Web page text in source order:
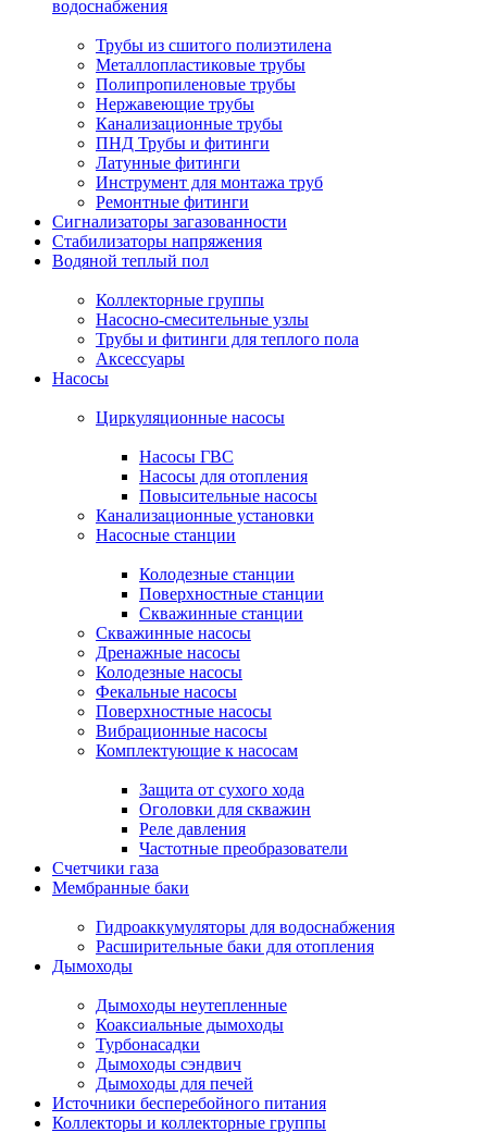
водоснабжения
Трубы из сшитого полиэтилена
Металлопластиковые трубы
Полипропиленовые трубы
Нержавеющие трубы
Канализационные трубы
ПНД Трубы и фитинги
Латунные фитинги
Инструмент для монтажа труб
Ремонтные фитинги
Сигнализаторы загазованности
Стабилизаторы напряжения
Водяной теплый пол
Коллекторные группы
Насосно-смесительные узлы
Трубы и фитинги для теплого пола
Аксессуары
Насосы
Циркуляционные насосы
Насосы ГВС
Насосы для отопления
Повысительные насосы
Канализационные установки
Насосные станции
Колодезные станции
Поверхностные станции
Скважинные станции
Скважинные насосы
Дренажные насосы
Колодезные насосы
Фекальные насосы
Поверхностные насосы
Вибрационные насосы
Комплектующие к насосам
Защита от сухого хода
Оголовки для скважин
Реле давления
Частотные преобразователи
Счетчики газа
Мембранные баки
Гидроаккумуляторы для водоснабжения
Расширительные баки для отопления
Дымоходы
Дымоходы неутепленные
Коаксиальные дымоходы
Турбонасадки
Дымоходы сэндвич
Дымоходы для печей
Источники бесперебойного питания
Коллекторы и коллекторные группы